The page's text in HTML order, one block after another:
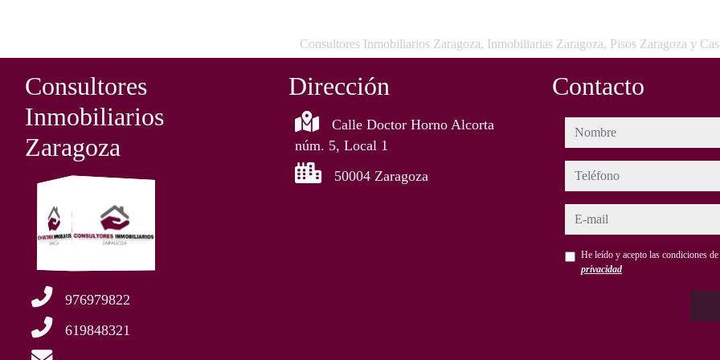
Consultores Inmobiliarios Zaragoza, Inmobiliarias Zaragoza, Pisos Zaragoza y
Consultores
Inmobiliarios
Zaragoza
976979822
619848321
Dirección
Calle Doctor Horno Alcorta
núm. 5, Local 1
50004 Zaragoza
Contacto
nombre
teléfono
e-mail
He leído y acepto las condiciones
privacidad